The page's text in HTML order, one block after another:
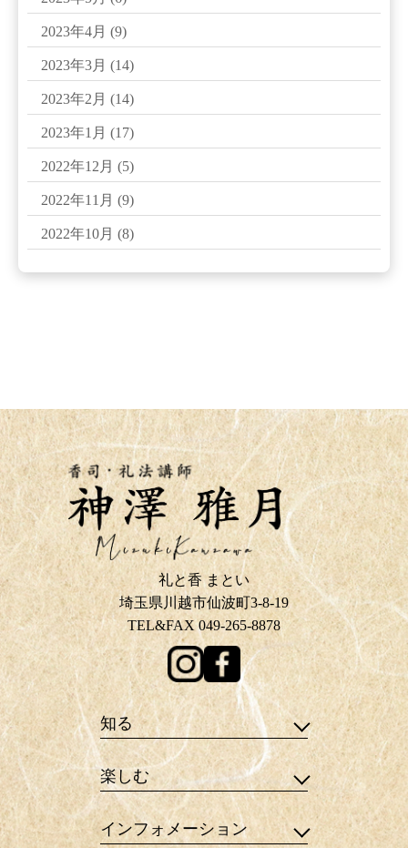
2023年4月 (9)
2023年3月 (14)
2023年2月 (14)
2023年1月 (17)
2022年12月 (5)
2022年11月 (9)
2022年10月 (8)
礼と香 まとい
埼玉県川越市仙波町3-8-19
TEL&FAX 049-265-8878
知る
楽しむ
インフォメーション